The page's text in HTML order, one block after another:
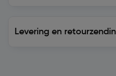
Levering en